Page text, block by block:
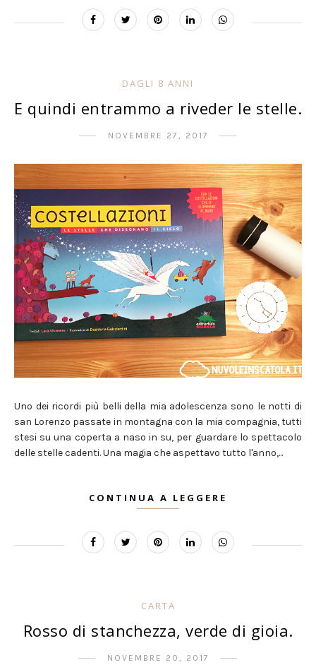
DAGLI 8 ANNI
E quindi entrammo a riveder le stelle.
NOVEMBRE 27, 2017
Uno dei ricordi più belli della mia adolescenza sono le notti di
san Lorenzo passate in montagna con la mia compagnia, tutti
stesi su una coperta a naso in su, per guardare lo spettacolo
delle stelle cadenti. Una magia che aspettavo tutto l'anno,...
CONTINUA A LEGGERE
CARTA
Rosso di stanchezza, verde di gioia.
NOVEMBRE 20, 2017